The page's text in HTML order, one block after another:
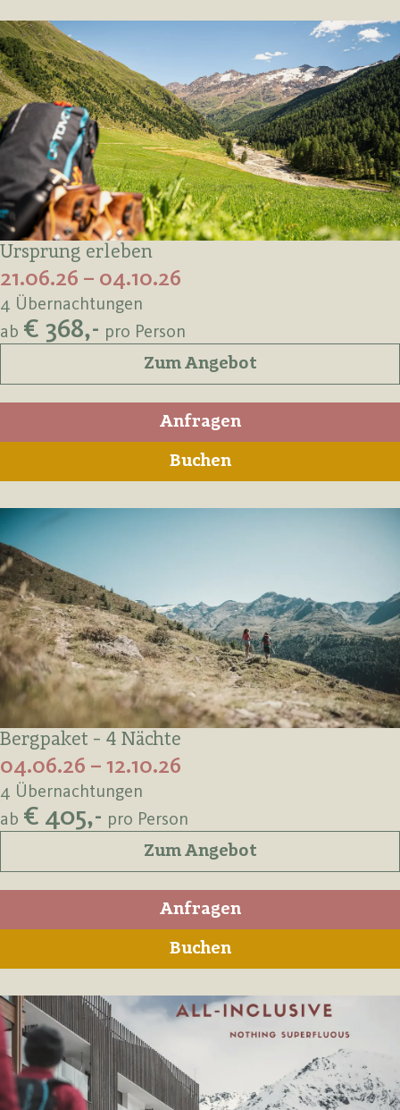
Ursprung erleben
21.06.26 – 04.10.26
4 Übernachtungen
ab € 368,- pro Person
Zum Angebot
Anfragen
Buchen
Bergpaket - 4 Nächte
04.06.26 – 12.10.26
4 Übernachtungen
ab € 405,- pro Person
Zum Angebot
Anfragen
Buchen